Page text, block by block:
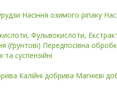
Насіння озимого ріпаку
Фульвокислоти,
(ґрунтові) Передпосівна
та суспензійні
Калійні добрива Магнієві